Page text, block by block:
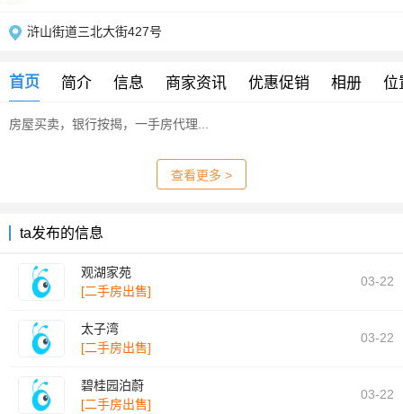
浒山街道三北大街427号
首页 简介 信息 商家资讯 优惠促销 相册 位
房屋买卖，银行按揭，一手房代理...
查看更多 >
ta发布的信息
观湖家苑
[二手房出售]
03-22
太子湾
[二手房出售]
03-22
碧桂园泊蔚
[二手房出售]
03-22